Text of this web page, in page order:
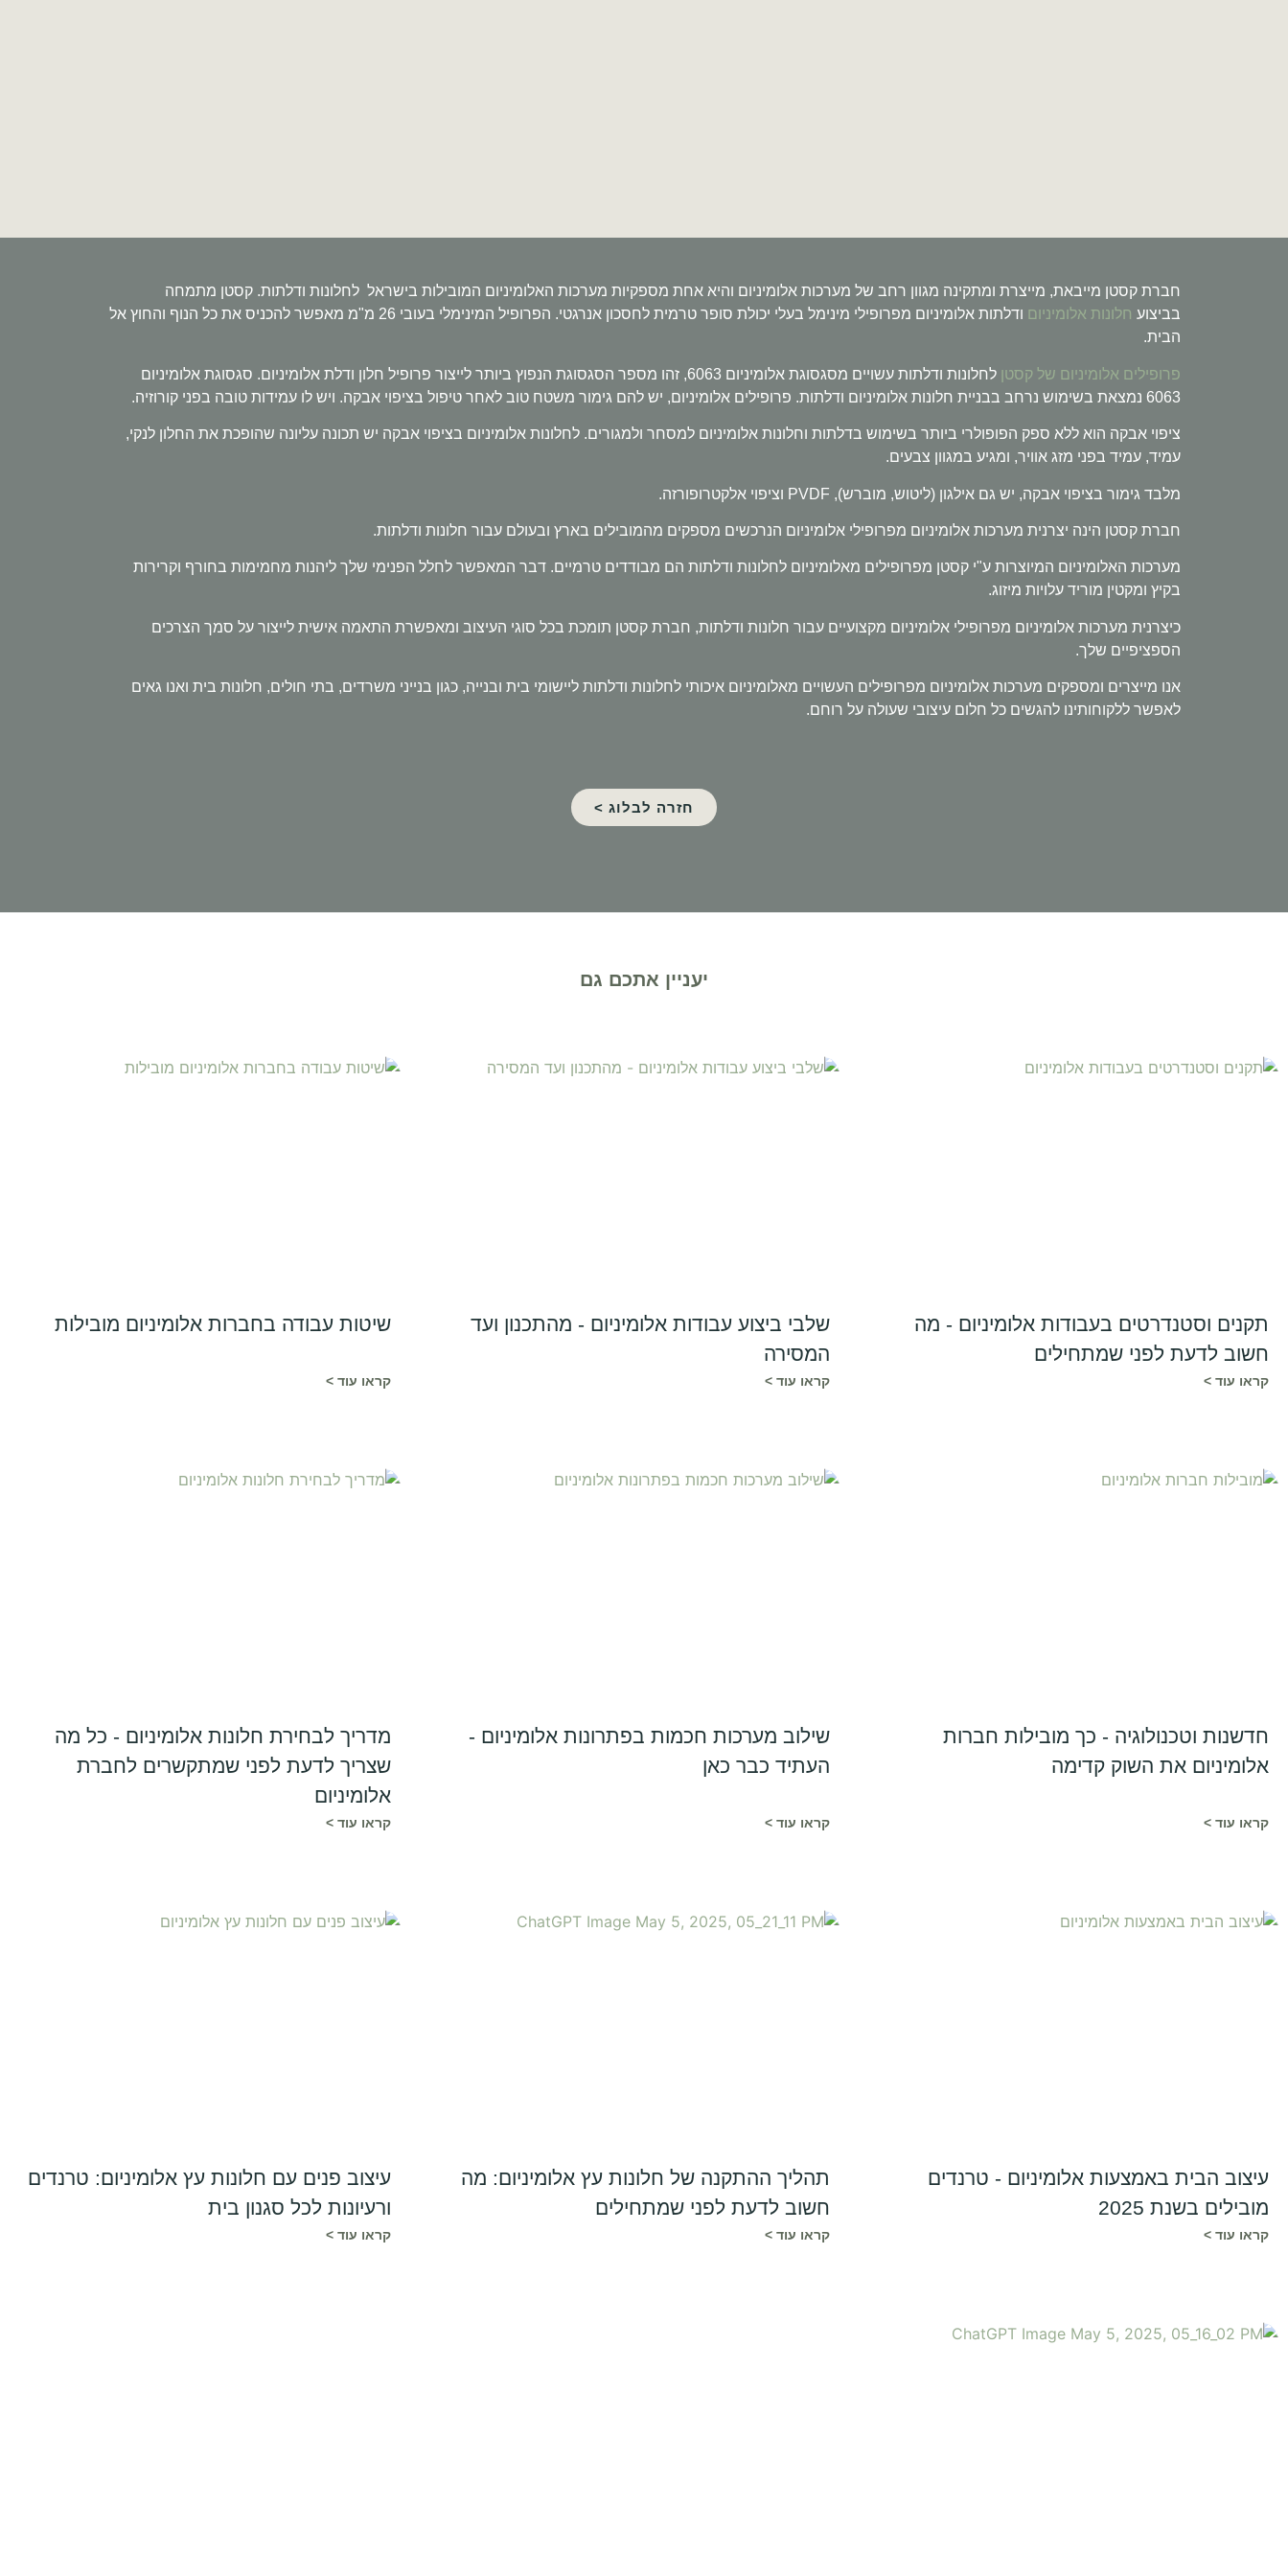
חברת קסטן מייבאת, מייצרת ומתקינה מגוון רחב של מערכות אלומיניום והיא אחת מספקיות מערכות האלומיניום המובילות בישראל לחלונות ודלתות. קסטן מתמחה
בביצוע חלונות אלומיניום
ודלתות אלומיניום מפרופילי מינימל בעלי יכולת סופר טרמית לחסכון אנרגטי. הפרופיל המינימלי בעובי 26 מ"מ מאפשר להכניס את כל הנוף והחוץ אל
הבית.
פרופילים אלומיניום של קסטן
לחלונות ודלתות עשויים מסגסוגת אלומיניום 6063, זהו מספר הסגסוגת הנפוץ ביותר לייצור פרופיל חלון ודלת אלומיניום. סגסוגת אלומיניום
6063 נמצאת בשימוש נרחב בבניית חלונות אלומיניום ודלתות. פרופילים אלומיניום, יש להם גימור משטח טוב לאחר טיפול בציפוי אבקה. ויש לו עמידות טובה בפני קורוזיה.
ציפוי אבקה הוא ללא ספק הפופולרי ביותר בשימוש בדלתות וחלונות אלומיניום למסחר ולמגורים. לחלונות אלומיניום בציפוי אבקה יש תכונה עליונה שהופכת את החלון לנקי,
עמיד, עמיד בפני מזג אוויר, ומגיע במגוון צבעים.
מלבד גימור בציפוי אבקה, יש גם אילגון (ליטוש, מוברש), PVDF וציפוי אלקטרופורזה.
חברת קסטן הינה יצרנית מערכות אלומיניום מפרופילי אלומיניום הנרכשים מספקים מהמובילים בארץ ובעולם עבור חלונות ודלתות.
מערכות האלומיניום המיוצרות ע"י קסטן מפרופילים מאלומיניום לחלונות ודלתות הם מבודדים טרמיים. דבר המאפשר לחלל הפנימי שלך ליהנות מחמימות בחורף וקרירות
בקיץ ומקטין מוריד עלויות מיזוג.
כיצרנית מערכות אלומיניום מפרופילי אלומיניום מקצועיים עבור חלונות ודלתות, חברת קסטן תומכת בכל סוגי העיצוב ומאפשרת התאמה אישית לייצור על סמך הצרכים
הספציפיים שלך.
אנו מייצרים ומספקים מערכות אלומיניום מפרופילים העשויים מאלומיניום איכותי לחלונות ודלתות ליישומי בית ובנייה, כגון בנייני משרדים, בתי חולים, חלונות בית ואנו גאים
לאפשר ללקוחותינו להגשים כל חלום עיצובי שעולה על רוחם.
חזרה לבלוג >
יעניין אתכם גם
תקנים וסטנדרטים בעבודות אלומיניום - מה
חשוב לדעת לפני שמתחילים
קראו עוד >
שלבי ביצוע עבודות אלומיניום - מהתכנון ועד
המסירה
קראו עוד >
שיטות עבודה בחברות אלומיניום מובילות
קראו עוד >
חדשנות וטכנולוגיה - כך מובילות חברות
אלומיניום את השוק קדימה
קראו עוד >
שילוב מערכות חכמות בפתרונות אלומיניום -
העתיד כבר כאן
קראו עוד >
מדריך לבחירת חלונות אלומיניום - כל מה
שצריך לדעת לפני שמתקשרים לחברת
אלומיניום
קראו עוד >
עיצוב הבית באמצעות אלומיניום - טרנדים
מובילים בשנת 2025
קראו עוד >
תהליך ההתקנה של חלונות עץ אלומיניום: מה
חשוב לדעת לפני שמתחילים
קראו עוד >
עיצוב פנים עם חלונות עץ אלומיניום: טרנדים
ורעיונות לכל סגנון בית
קראו עוד >